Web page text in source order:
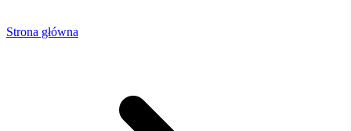
Strona główna